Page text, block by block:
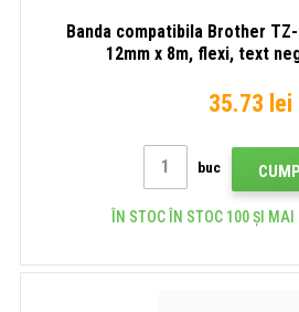
Banda compatibila Brother
12mm x 8m, flexi, text
35.73 lei
buc
ÎN STOC ÎN STOC 100 ȘI MAI